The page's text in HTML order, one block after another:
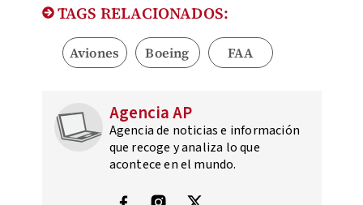
TAGS RELACIONADOS:
Aviones Boeing FAA
Agencia AP
Agencia de noticias e información
que recoge y analiza lo que
acontece en el mundo.